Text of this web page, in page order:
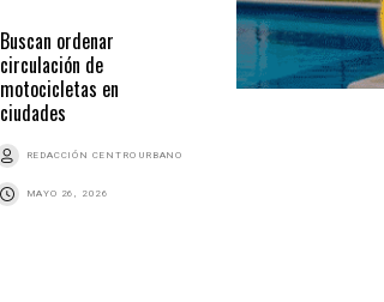
Buscan ordenar
circulación de
motocicletas en
ciudades
REDACCIÓN CENTRO URBANO
MAYO 26, 2026
URBANISMO